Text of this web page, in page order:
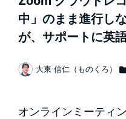
中」のまま進行し
が、サポートに英
著
大東 信仁（ものくろ）
オンラインミーティ